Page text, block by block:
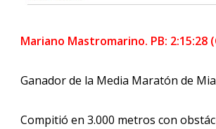
Mariano Mastromarino. PB: 2:15:28
Ganador de la Media Maratón de
Compitió en 3.000 metros con